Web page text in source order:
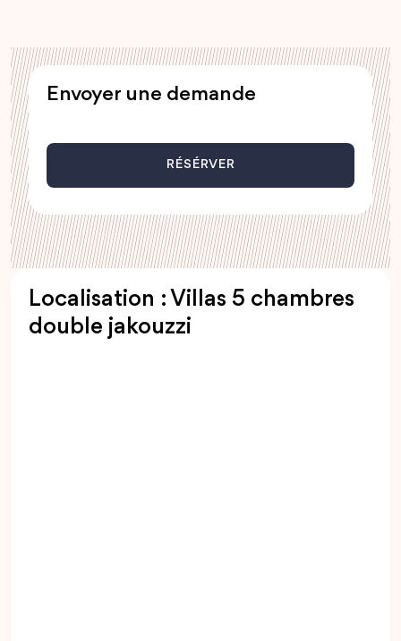
Envoyer une demande
RÉSÉRVER
Localisation : Villas 5 chambres
double jakouzzi